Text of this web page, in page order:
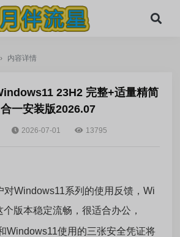
› 内容详情
23H2 完整+适量精简
一安装版2026.07
2026-07-01 13795
对Windows11系列的使用反馈，Wi
版本稳定流畅，很适合办公，
Windows11使用的三张安全凭证将